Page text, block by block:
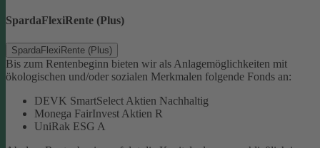
SpardaFlexiRente (Plus)
SpardaFlexiRente (Plus)
Bis zum Rentenbeginn bieten wir als Anlagemöglichkeiten mit
ökologischen und/oder sozialen Merkmalen folgende Fonds an:
DEVK SmartSelect Aktien Nachhaltig
Monega FairInvest Aktien R
UniRak ESG A